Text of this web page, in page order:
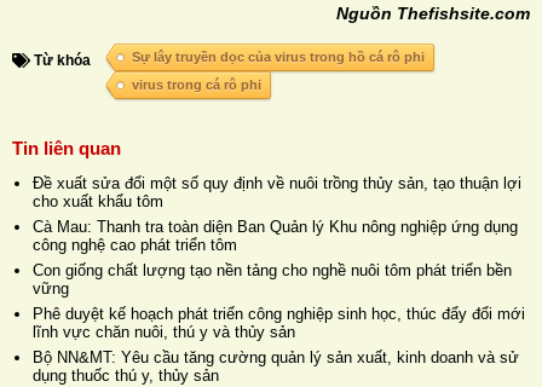
Nguồn Thefishsite.com
Từ khóa
Sự lây truyền dọc của virus trong hồ cá rô phi
virus trong cá rô phi
Tin liên quan
Đề xuất sửa đổi một số quy định về nuôi trồng thủy sản, tạo thuận lợi
cho xuất khẩu tôm
Cà Mau: Thanh tra toàn diện Ban Quản lý Khu nông nghiệp ứng dụng
công nghệ cao phát triển tôm
Con giống chất lượng tạo nền tảng cho nghề nuôi tôm phát triển bền
vững
Phê duyệt kế hoạch phát triển công nghiệp sinh học, thúc đẩy đổi mới
lĩnh vực chăn nuôi, thú y và thủy sản
Bộ NN&MT: Yêu cầu tăng cường quản lý sản xuất, kinh doanh và sử
dụng thuốc thú y, thủy sản